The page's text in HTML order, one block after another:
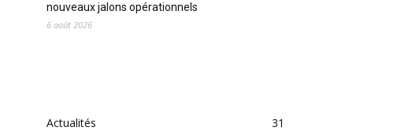
nouveaux jalons opérationnels
6 août 2026
Actualités
31